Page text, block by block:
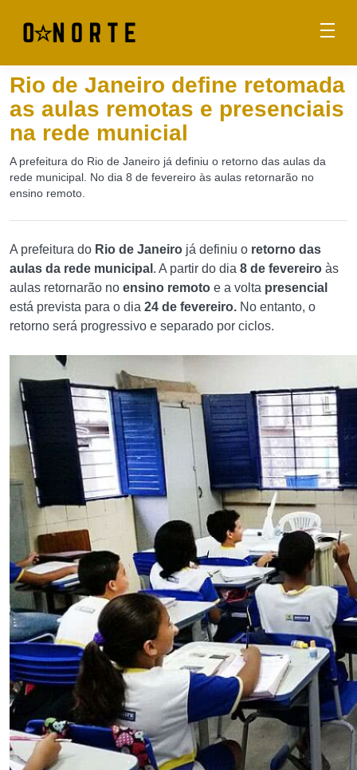
Rio de Janeiro define retomada
as aulas remotas e presenciais
na rede municial
A prefeitura do Rio de Janeiro já definiu o retorno das aulas da
rede municipal. No dia 8 de fevereiro às aulas retornarão no
ensino remoto.
A prefeitura do Rio de Janeiro já definiu o retorno das
aulas da rede municipal . A partir do dia 8 de fevereiro às
aulas retornarão no ensino remoto e a volta presencial
está prevista para o dia 24 de fevereiro. No entanto, o
retorno será progressivo e separado por ciclos.